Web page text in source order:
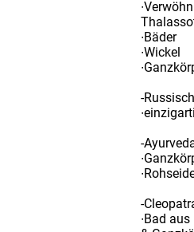
∙Bäder
∙Wickel
-
-
-
∙Bad